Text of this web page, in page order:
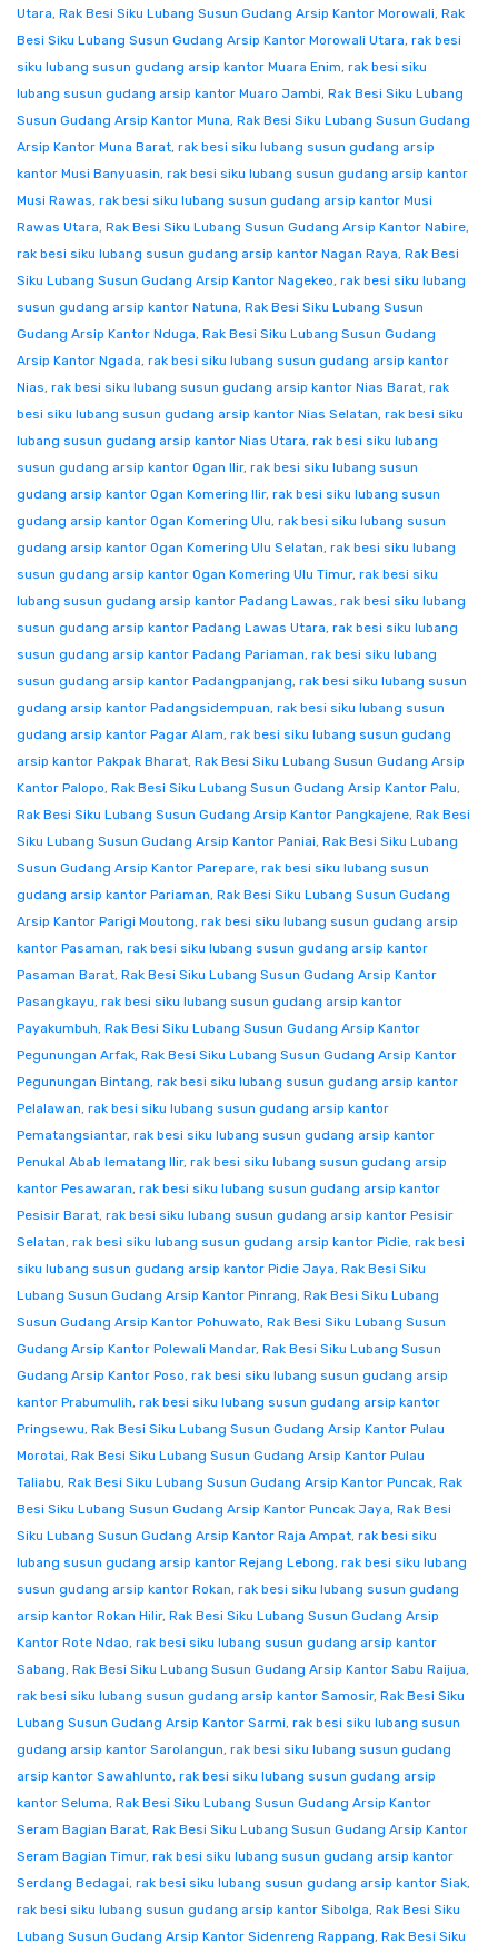
Utara, Rak Besi Siku Lubang Susun Gudang Arsip Kantor Morowali, Rak
Besi Siku Lubang Susun Gudang Arsip Kantor Morowali Utara, rak besi
siku lubang susun gudang arsip kantor Muara Enim, rak besi siku
lubang susun gudang arsip kantor Muaro Jambi, Rak Besi Siku Lubang
Susun Gudang Arsip Kantor Muna, Rak Besi Siku Lubang Susun Gudang
Arsip Kantor Muna Barat, rak besi siku lubang susun gudang arsip
kantor Musi Banyuasin, rak besi siku lubang susun gudang arsip kantor
Musi Rawas, rak besi siku lubang susun gudang arsip kantor Musi
Rawas Utara, Rak Besi Siku Lubang Susun Gudang Arsip Kantor Nabire,
rak besi siku lubang susun gudang arsip kantor Nagan Raya, Rak Besi
Siku Lubang Susun Gudang Arsip Kantor Nagekeo, rak besi siku lubang
susun gudang arsip kantor Natuna, Rak Besi Siku Lubang Susun
Gudang Arsip Kantor Nduga, Rak Besi Siku Lubang Susun Gudang
Arsip Kantor Ngada, rak besi siku lubang susun gudang arsip kantor
Nias, rak besi siku lubang susun gudang arsip kantor Nias Barat, rak
besi siku lubang susun gudang arsip kantor Nias Selatan, rak besi siku
lubang susun gudang arsip kantor Nias Utara, rak besi siku lubang
susun gudang arsip kantor Ogan Ilir, rak besi siku lubang susun
gudang arsip kantor Ogan Komering Ilir, rak besi siku lubang susun
gudang arsip kantor Ogan Komering Ulu, rak besi siku lubang susun
gudang arsip kantor Ogan Komering Ulu Selatan, rak besi siku lubang
susun gudang arsip kantor Ogan Komering Ulu Timur, rak besi siku
lubang susun gudang arsip kantor Padang Lawas, rak besi siku lubang
susun gudang arsip kantor Padang Lawas Utara, rak besi siku lubang
susun gudang arsip kantor Padang Pariaman, rak besi siku lubang
susun gudang arsip kantor Padangpanjang, rak besi siku lubang susun
gudang arsip kantor Padangsidempuan, rak besi siku lubang susun
gudang arsip kantor Pagar Alam, rak besi siku lubang susun gudang
arsip kantor Pakpak Bharat, Rak Besi Siku Lubang Susun Gudang Arsip
Kantor Palopo, Rak Besi Siku Lubang Susun Gudang Arsip Kantor Palu,
Rak Besi Siku Lubang Susun Gudang Arsip Kantor Pangkajene, Rak Besi
Siku Lubang Susun Gudang Arsip Kantor Paniai, Rak Besi Siku Lubang
Susun Gudang Arsip Kantor Parepare, rak besi siku lubang susun
gudang arsip kantor Pariaman, Rak Besi Siku Lubang Susun Gudang
Arsip Kantor Parigi Moutong, rak besi siku lubang susun gudang arsip
kantor Pasaman, rak besi siku lubang susun gudang arsip kantor
Pasaman Barat, Rak Besi Siku Lubang Susun Gudang Arsip Kantor
Pasangkayu, rak besi siku lubang susun gudang arsip kantor
Payakumbuh, Rak Besi Siku Lubang Susun Gudang Arsip Kantor
Pegunungan Arfak, Rak Besi Siku Lubang Susun Gudang Arsip Kantor
Pegunungan Bintang, rak besi siku lubang susun gudang arsip kantor
Pelalawan, rak besi siku lubang susun gudang arsip kantor
Pematangsiantar, rak besi siku lubang susun gudang arsip kantor
Penukal Abab lematang Ilir, rak besi siku lubang susun gudang arsip
kantor Pesawaran, rak besi siku lubang susun gudang arsip kantor
Pesisir Barat, rak besi siku lubang susun gudang arsip kantor Pesisir
Selatan, rak besi siku lubang susun gudang arsip kantor Pidie, rak besi
siku lubang susun gudang arsip kantor Pidie Jaya, Rak Besi Siku
Lubang Susun Gudang Arsip Kantor Pinrang, Rak Besi Siku Lubang
Susun Gudang Arsip Kantor Pohuwato, Rak Besi Siku Lubang Susun
Gudang Arsip Kantor Polewali Mandar, Rak Besi Siku Lubang Susun
Gudang Arsip Kantor Poso, rak besi siku lubang susun gudang arsip
kantor Prabumulih, rak besi siku lubang susun gudang arsip kantor
Pringsewu, Rak Besi Siku Lubang Susun Gudang Arsip Kantor Pulau
Morotai, Rak Besi Siku Lubang Susun Gudang Arsip Kantor Pulau
Taliabu, Rak Besi Siku Lubang Susun Gudang Arsip Kantor Puncak, Rak
Besi Siku Lubang Susun Gudang Arsip Kantor Puncak Jaya, Rak Besi
Siku Lubang Susun Gudang Arsip Kantor Raja Ampat, rak besi siku
lubang susun gudang arsip kantor Rejang Lebong, rak besi siku lubang
susun gudang arsip kantor Rokan, rak besi siku lubang susun gudang
arsip kantor Rokan Hilir, Rak Besi Siku Lubang Susun Gudang Arsip
Kantor Rote Ndao, rak besi siku lubang susun gudang arsip kantor
Sabang, Rak Besi Siku Lubang Susun Gudang Arsip Kantor Sabu Raijua,
rak besi siku lubang susun gudang arsip kantor Samosir, Rak Besi Siku
Lubang Susun Gudang Arsip Kantor Sarmi, rak besi siku lubang susun
gudang arsip kantor Sarolangun, rak besi siku lubang susun gudang
arsip kantor Sawahlunto, rak besi siku lubang susun gudang arsip
kantor Seluma, Rak Besi Siku Lubang Susun Gudang Arsip Kantor
Seram Bagian Barat, Rak Besi Siku Lubang Susun Gudang Arsip Kantor
Seram Bagian Timur, rak besi siku lubang susun gudang arsip kantor
Serdang Bedagai, rak besi siku lubang susun gudang arsip kantor Siak,
rak besi siku lubang susun gudang arsip kantor Sibolga, Rak Besi Siku
Lubang Susun Gudang Arsip Kantor Sidenreng Rappang, Rak Besi Siku